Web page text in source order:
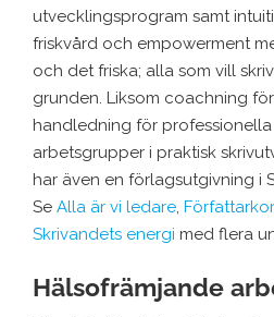
utvecklingsprogram samt
friskvård och empowerment
och det friska; alla som vill
grunden. Liksom coachning
handledning för
arbetsgrupper i praktisk
har även en förlagsutgivning i
Se Alla är vi ledare,
Skrivandets energi med flera
Hälsofrämjande